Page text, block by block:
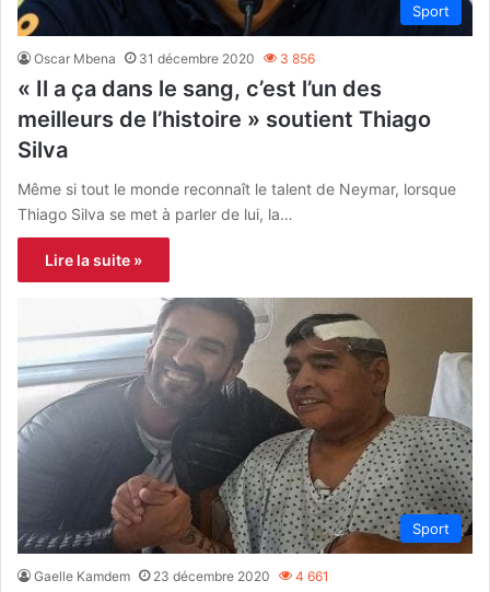
Sport
Oscar Mbena 31 décembre 2020 3 856
« Il a ça dans le sang, c’est l’un des
meilleurs de l’histoire » soutient Thiago
Silva
Même si tout le monde reconnaît le talent de Neymar, lorsque
Thiago Silva se met à parler de lui, la…
Lire la suite »
Sport
Gaelle Kamdem 23 décembre 2020 4 661